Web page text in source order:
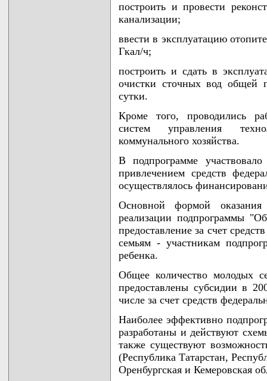
построить и провести
канализации;
ввести в эксплуатацию
Гкал/ч;
построить и сдать в
очистки сточных вод общей
сутки.
Кроме того, проводились
систем управления
коммунального хозяйства.
В подпрограмме
привлечением средств
осуществлялось
Основной формой оказания
реализации подпрограммы
предоставление за счет
семьям - участникам
ребенка.
Общее количество молодых
предоставлены субсидии в
числе за счет средств
Наиболее эффективно
разработаны и действуют
также существуют
(Республика Татарстан,
Оренбургская и Кемеровская